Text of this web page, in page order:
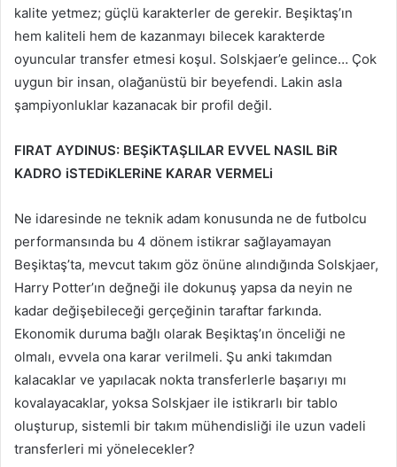
kalite yetmez; güçlü karakterler de gerekir. Beşiktaş’ın
hem kaliteli hem de kazanmayı bilecek karakterde
oyuncular transfer etmesi koşul. Solskjaer’e gelince… Çok
uygun bir insan, olağanüstü bir beyefendi. Lakin asla
şampiyonluklar kazanacak bir profil değil.
FIRAT AYDINUS: BEŞiKTAŞLILAR EVVEL NASIL BiR
KADRO iSTEDiKLERiNE KARAR VERMELi
Ne idaresinde ne teknik adam konusunda ne de futbolcu
performansında bu 4 dönem istikrar sağlayamayan
Beşiktaş’ta, mevcut takım göz önüne alındığında Solskjaer,
Harry Potter’ın değneği ile dokunuş yapsa da neyin ne
kadar değişebileceği gerçeğinin taraftar farkında.
Ekonomik duruma bağlı olarak Beşiktaş’ın önceliği ne
olmalı, evvela ona karar verilmeli. Şu anki takımdan
kalacaklar ve yapılacak nokta transferlerle başarıyı mı
kovalayacaklar, yoksa Solskjaer ile istikrarlı bir tablo
oluşturup, sistemli bir takım mühendisliği ile uzun vadeli
transferleri mi yönelecekler?